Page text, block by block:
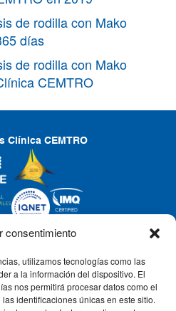
consentimiento
utilizamos tecnologías como las
a la información del dispositivo. El
nos permitirá procesar datos como el
identificaciones únicas en este sitio.
de rodilla con Mako
días
de rodilla con Mako
CEMTRO
Clínica CEMTRO